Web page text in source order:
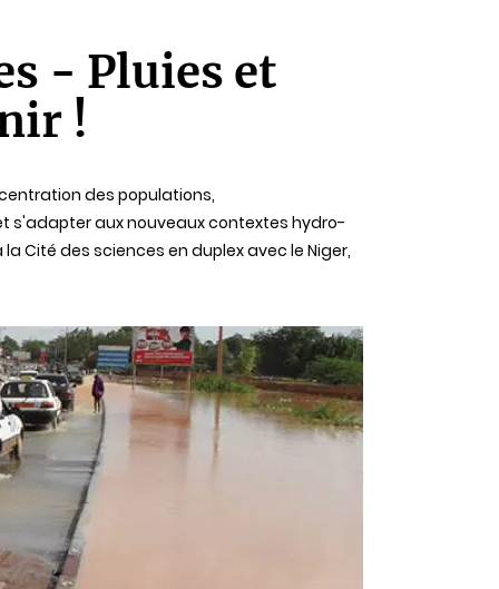
- Pluies et
!
des populations,
s'adapter aux nouveaux contextes hydro-
Cité des sciences en duplex avec le Niger,